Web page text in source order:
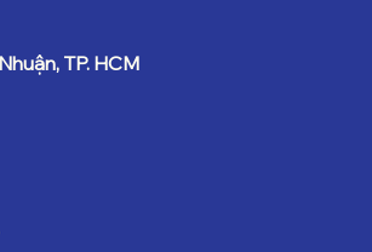
TP. HCM